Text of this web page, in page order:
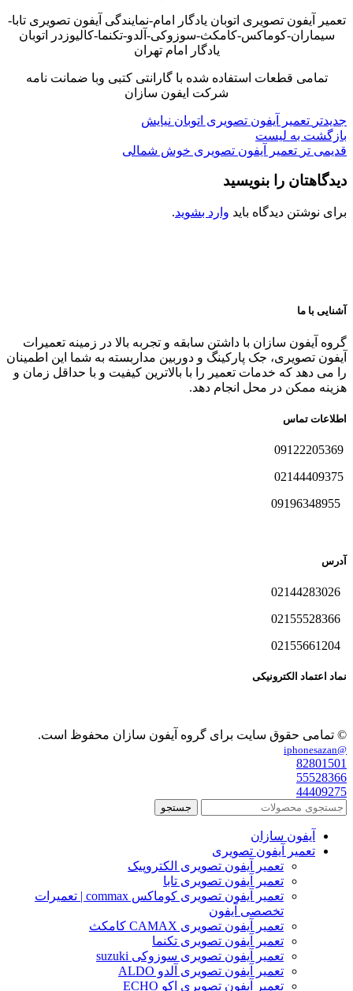
تعمیر آیفون تصویری اتوبان یادگار امام-نمایندگی آیفون تصویری تابا-
سیماران-کوماکس-کامکث-سوزوکی-آلدو-تکنما-کالیوزدر اتوبان
یادگار امام تهران
تمامی قطعات استفاده شده با گارانتی کتبی وبا ضمانت نامه
شرکت ایفون سازان
جدیدتر تعمیر آیفون تصویری اتوبان نیایش
بازگشت به لیست
قدیمی تر تعمیر آیفون تصویری خوش شمالی
دیدگاهتان را بنویسید
برای نوشتن دیدگاه باید وارد بشوید.
آشنایی با ما
گروه آیفون سازان با داشتن سابقه و تجربه بالا در زمینه تعمیرات
آیفون تصویری، جک پارکینگ و دوربین مداربسته به شما این اطمینان
را می دهد که خدمات تعمیر را با بالاترین کیفیت و با حداقل زمان و
هزینه ممکن در محل انجام دهد.
اطلاعات تماس
آدرس
نماد اعتماد الکترونیکی
© تمامی حقوق سایت برای گروه آیفون سازان محفوظ است.
@iphonesazan
82801501
55528366
44409275
جستجو
آیفون سازان
تعمیر آیفون تصویری
تعمیر آیفون تصویری الکتروپیک
تعمیر آیفون تصویری تابا
تعمیر آیفون تصویری کوماکس commax | تعمیرات
تخصصی آیفون
تعمیر آیفون تصویری CAMAX کامکث
تعمیر آیفون تصویری تکنما
تعمیر آیفون تصویری سوزوکی suzuki
تعمیر آیفون تصویری آلدو ALDO
تعمیر آیفون تصویری اکو ECHO